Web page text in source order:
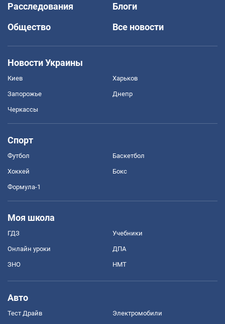
Расследования
Блоги
Общество
Все новости
Новости Украины
Киев Харьков
Запорожье Днепр
Черкассы
Спорт
Футбол Баскетбол
Хоккей Бокс
Формула-1
Моя школа
ГДЗ Учебники
Онлайн уроки ДПА
ЗНО НМТ
Авто
Тест Драйв Электромобили